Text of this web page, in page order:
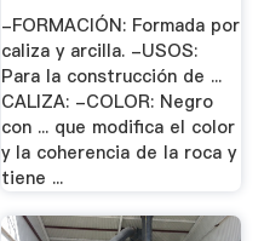
-FORMACIÓN: Formada por
caliza y arcilla. -USOS:
Para la construcción de ...
CALIZA: -COLOR: Negro
con ... que modifica el color
y la coherencia de la roca y
tiene ...